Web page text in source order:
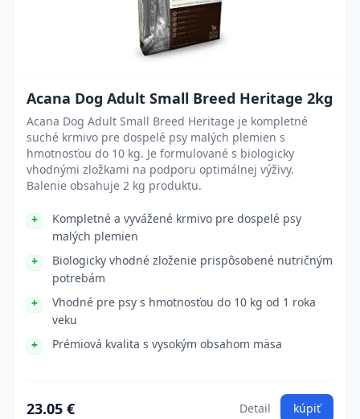
Acana Dog Adult Small Breed Heritage 2kg
Acana Dog Adult Small Breed Heritage je kompletné
suché krmivo pre dospelé psy malých plemien s
hmotnosťou do 10 kg. Je formulované s biologicky
vhodnými zložkami na podporu optimálnej výživy.
Balenie obsahuje 2 kg produktu.
Kompletné a vyvážené krmivo pre dospelé psy
malých plemien
Biologicky vhodné zloženie prispôsobené nutričným
potrebám
Vhodné pre psy s hmotnosťou do 10 kg od 1 roka
veku
Prémiová kvalita s vysokým obsahom mäsa
23.05 € Detail kúpiť